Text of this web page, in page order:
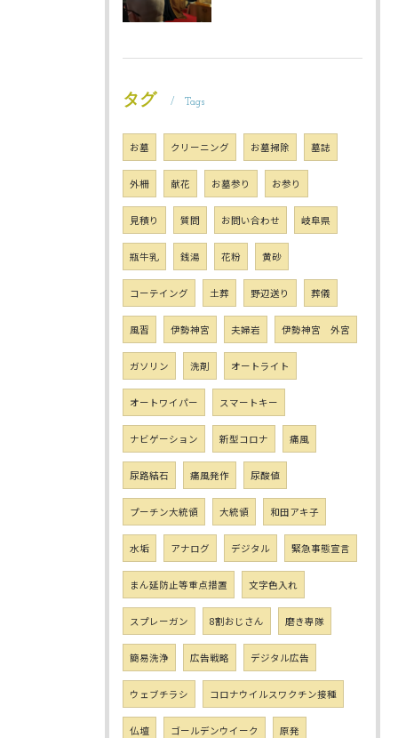
タグ Tags
お墓 クリーニング お墓掃除 墓誌
外柵 献花 お墓参り お参り
見積り 質問 お問い合わせ 岐阜県
瓶牛乳 銭湯 花粉 黄砂
コーテイング 土葬 野辺送り 葬儀
風習 伊勢神宮 夫婦岩 伊勢神宮 外宮
ガソリン 洗剤 オートライト
オートワイパー スマートキー
ナビゲーション 新型コロナ 痛風
尿路結石 痛風発作 尿酸値
プーチン大統領 大統領 和田アキ子
水垢 アナログ デジタル 緊急事態宣言
まん延防止等重点措置 文字色入れ
スプレーガン 8割おじさん 磨き専隊
簡易洗浄 広告戦略 デジタル広告
ウェブチラシ コロナウイルスワクチン接種
仏壇 ゴールデンウイーク 原発